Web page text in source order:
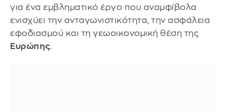
για ένα εμβληματικό έργο που αναμφίβολα
ενισχύει την ανταγωνιστικότητα, την ασφάλεια
εφοδιασμού και τη γεωοικονομική θέση της
Ευρώπης.